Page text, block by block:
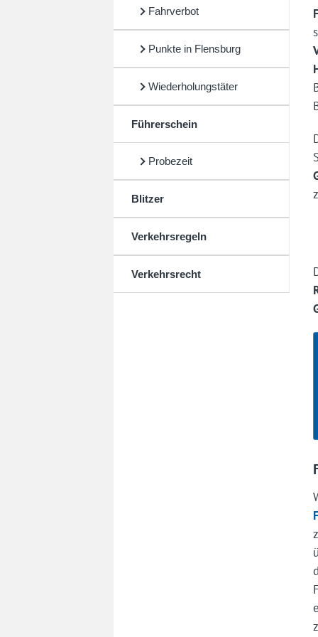
Fahrverbot
Punkte in Flensburg
Wiederholungstäter
Führerschein
Probezeit
Blitzer
Verkehrsregeln
Verkehrsrecht